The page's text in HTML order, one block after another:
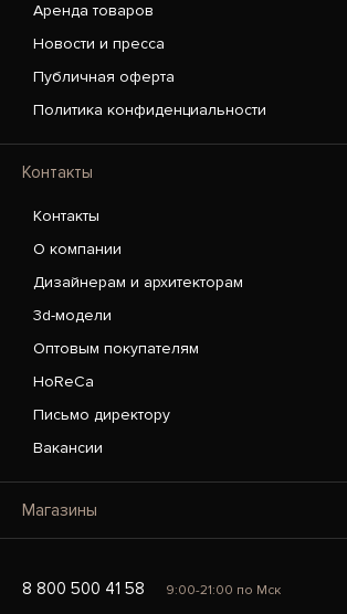
Аренда товаров
Новости и пресса
Публичная оферта
Политика конфиденциальности
Контакты
Контакты
О компании
Дизайнерам и архитекторам
3d-модели
Оптовым покупателям
HoReCa
Письмо директору
Вакансии
Магазины
8 800 500 41 58 9:00-21:00 по Мск